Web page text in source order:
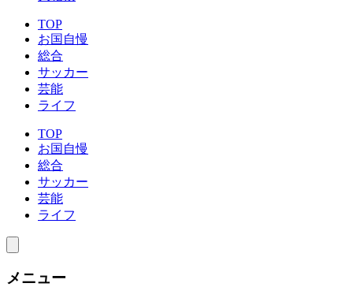
TOP
お国自慢
総合
サッカー
芸能
ライフ
TOP
お国自慢
総合
サッカー
芸能
ライフ
メニュー